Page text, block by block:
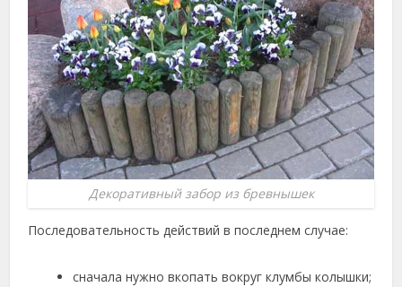
Декоративный забор из бревнышек
Последовательность действий в последнем случае:
сначала нужно вкопать вокруг клумбы колышки;